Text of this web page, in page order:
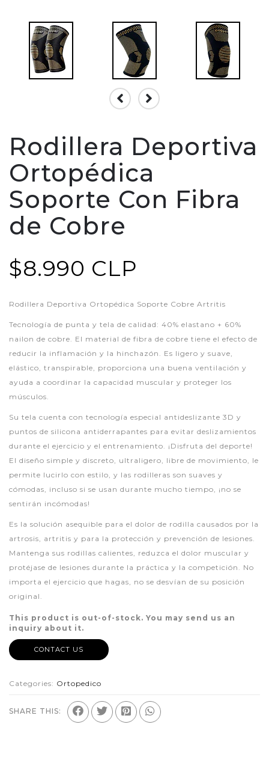
Rodillera Deportiva
Ortopédica
Soporte Con Fibra
de Cobre
$8.990 CLP
Rodillera Deportiva Ortopédica Soporte Cobre Artritis
Tecnología de punta y tela de calidad: 40% elastano + 60%
nailon de cobre. El material de fibra de cobre tiene el efecto de
reducir la inflamación y la hinchazón. Es ligero y suave,
elástico, transpirable, proporciona una buena ventilación y
ayuda a coordinar la capacidad muscular y proteger los
músculos.
Su tela cuenta con tecnología especial antideslizante 3D y
puntos de silicona antiderrapantes para evitar deslizamientos
durante el ejercicio y el entrenamiento. ¡Disfruta del deporte!
El diseño simple y discreto, ultraligero, libre de movimiento, le
permite lucirlo con estilo, y las rodilleras son suaves y
cómodas, incluso si se usan durante mucho tiempo, ¡no se
sentirán incómodas!
Es la solución asequible para el dolor de rodilla causados por la
artrosis, artritis y para la protección y prevención de lesiones.
Mantenga sus rodillas calientes, reduzca el dolor muscular y
protéjase de lesiones durante la práctica y la competición. No
importa el ejercicio que hagas, no se desvían de su posición
original.
This product is out-of-stock. You may send us an
inquiry about it.
CONTACT US
Categories: Ortopedico
SHARE THIS: